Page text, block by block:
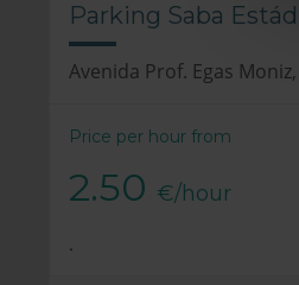
Parking Saba
Avenida Prof. Egas
Price per hour from
2.50 €/hour
.